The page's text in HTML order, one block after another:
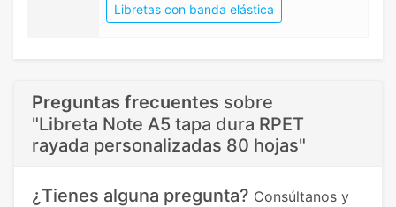
Libretas con banda elástica
Preguntas frecuentes sobre
"Libreta Note A5 tapa dura RPET
rayada personalizadas 80 hojas"
¿Tienes alguna pregunta? Consúltanos y